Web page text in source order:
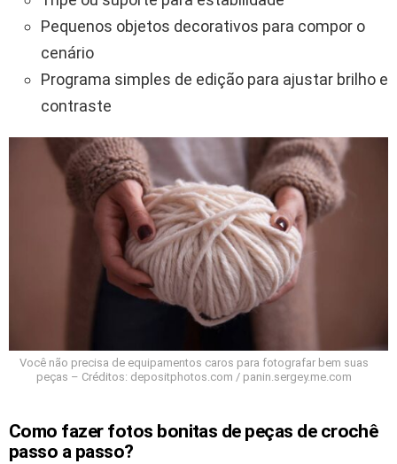
Pequenos objetos decorativos para compor o
cenário
Programa simples de edição para ajustar brilho e
contraste
Você não precisa de equipamentos caros para fotografar bem suas
peças – Créditos: depositphotos.com / panin.sergey.me.com
Como fazer fotos bonitas de peças de crochê
passo a passo?